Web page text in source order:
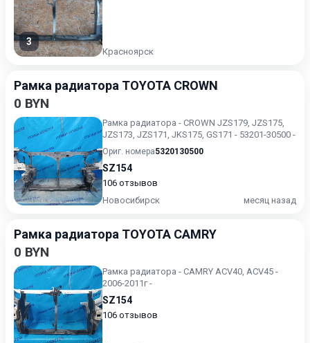
3
Красноярск
Рамка радиатора TOYOTA CROWN
0 BYN
Рамка радиатора - CROWN JZS179, JZS175,
JZS173, JZS171, JKS175, GS171 - 53201-30500 -
Ориг. номера5320130500
SZ154
106 отзывов
Новосибирск
месяц назад
Рамка радиатора TOYOTA CAMRY
0 BYN
Рамка радиатора - CAMRY ACV40, ACV45 -
2006-2011г -
SZ154
106 отзывов